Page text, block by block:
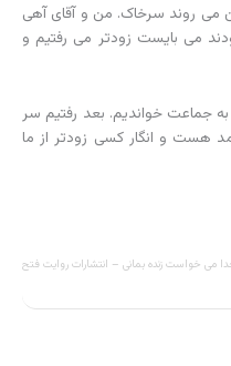
می روند سرخاک. من و آقای آهی
می بایست زودتر می رفتیم و
جماعت خواندیم. بعد رفتیم سر
هست و انگار کسی زودتر از ما
می خواست زنده بمانی – انتشارات روایت فتح